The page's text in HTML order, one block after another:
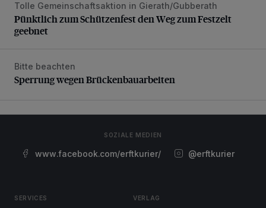
Pünktlich zum Schützenfest den Weg zum Festzelt
Tolle Gemeinschaftsaktion in Gierath/Gubberath
Pünktlich zum Schützenfest den Weg zum Festzelt
geebnet
Sperrung wegen Brückenbauarbeiten
Bitte beachten
Sperrung wegen Brückenbauarbeiten
SOZIALE MEDIEN
www.facebook.com/erftkurier/ @erftkurier
SERVICES VERLAG